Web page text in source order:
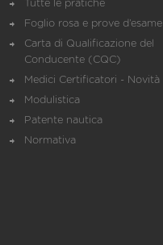
Tutte le pratiche
Foglio rosa e prove d’esame
Carta di Qualificazione del
Conducente (CQC)
Medici Certificatori - Novità
Modulistica
Patente nautica
Normativa